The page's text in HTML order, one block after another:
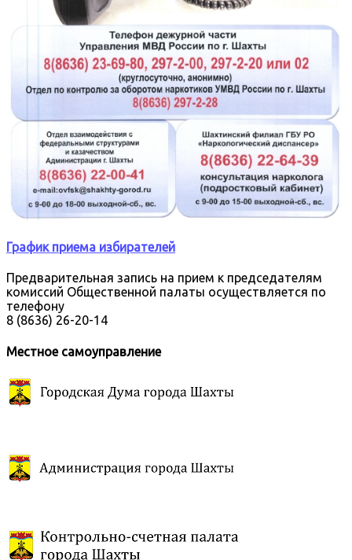
График приема избирателей
Предварительная запись на прием к председателям
комиссий Общественной палаты осуществляется по
телефону
8 (8636) 26-20-14
Местное самоуправление